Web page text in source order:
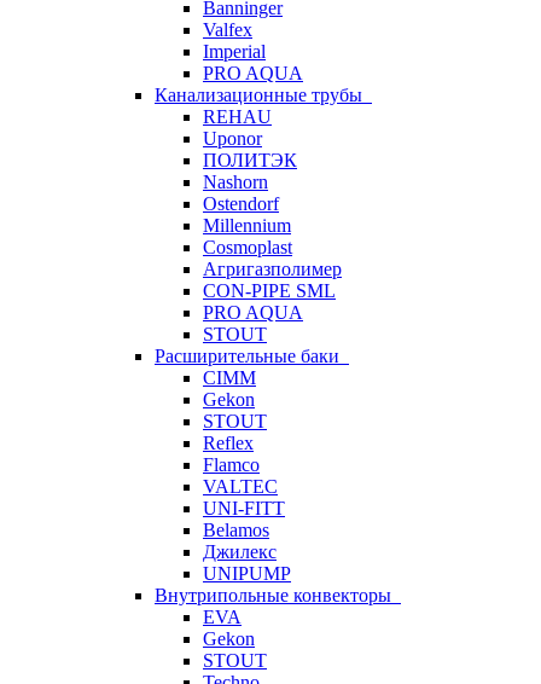
Banninger
Valfex
Imperial
PRO AQUA
Канализационные трубы
REHAU
Uponor
ПОЛИТЭК
Nashorn
Ostendorf
Millennium
Cosmoplast
Агригазполимер
CON-PIPE SML
PRO AQUA
STOUT
Расширительные баки
CIMM
Gekon
STOUT
Reflex
Flamco
VALTEC
UNI-FITT
Belamos
Джилекс
UNIPUMP
Внутрипольные конвекторы
EVA
Gekon
STOUT